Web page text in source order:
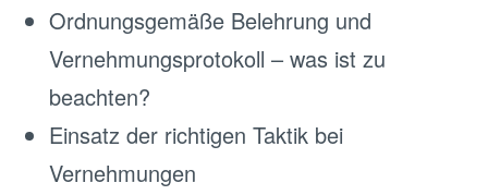
Ordnungsgemäße Belehrung und
Vernehmungsprotokoll – was ist zu
beachten?
Einsatz der richtigen Taktik bei
Vernehmungen